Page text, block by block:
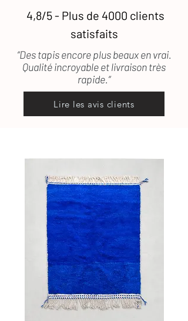
4,8/5 - Plus de 4000 clients
satisfaits
“Des tapis encore plus beaux en vrai.
Qualité incroyable et livraison très
rapide.”
Lire les avis clients